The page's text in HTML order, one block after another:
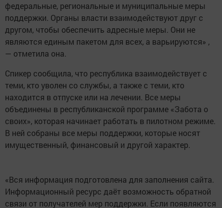
федеральные, региональные и муниципальные меры
поддержки. Органы власти взаимодействуют друг с
другом, чтобы обеспечить адресные меры. Они не
являются единым пакетом для всех, а варьируются» ,
— отметила она.
Спикер сообщила, что республика взаимодействует с
теми, кто уволен со службы, а также с теми, кто
находится в отпуске или на лечении. Все меры
объединены в республиканской программе «Забота о
своих», которая начинает работать в пилотном режиме.
В ней собраны все меры поддержки, которые носят
имущественный, финансовый и другой характер.
«Вся информация подготовлена для заполнения сайта.
Информационный ресурс даёт возможность обратной
связи от получателей мер поддержки. Если появляются